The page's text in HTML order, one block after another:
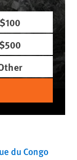
$100
$500
du Congo